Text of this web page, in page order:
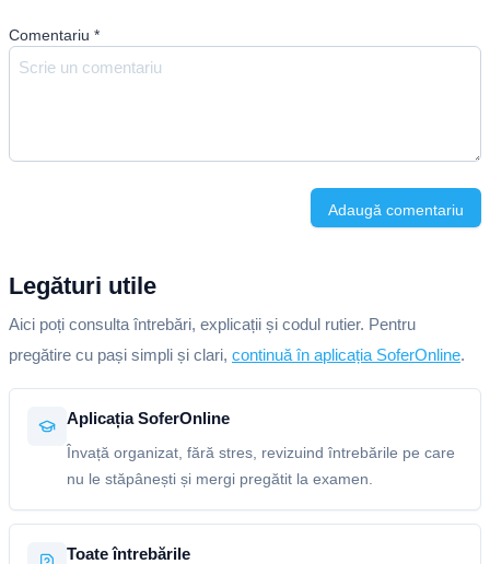
Comentariu *
Adaugă comentariu
Legături utile
Aici poți consulta întrebări, explicații și codul rutier. Pentru
pregătire cu pași simpli și clari, continuă în aplicația SoferOnline.
Aplicația SoferOnline
Învață organizat, fără stres, revizuind întrebările pe care
nu le stăpânești și mergi pregătit la examen.
Toate întrebările